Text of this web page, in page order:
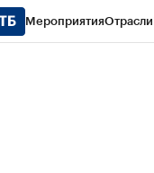
МероприятияОтрасли